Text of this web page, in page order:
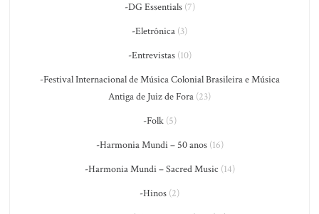
-DG Essentials(7)
-Eletrônica (3)
-Entrevistas(10)
-Festival Internacional de Música Colonial Brasileira e Música
Antiga de Juiz de Fora (23)
-Folk(5)
-Harmonia Mundi – 50 anos(16)
-Harmonia Mundi – Sacred Music (14)
-Hinos (2)